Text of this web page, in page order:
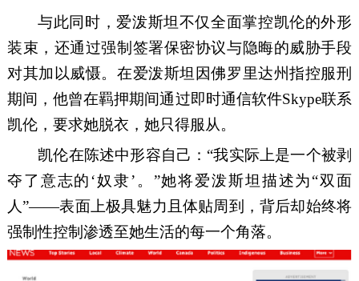
与此同时，爱泼斯坦不仅全面掌控凯伦的外形
装束，还通过强制签署保密协议与隐晦的威胁手段
对其加以威慑。在爱泼斯坦因佛罗里达州指控服刑
期间，他曾在羁押期间通过即时通信软件Skype联系
凯伦，要求她脱衣，她只得服从。
凯伦在陈述中形容自己：“我实际上是一个被剥
夺了意志的‘奴隶’。”她将爱泼斯坦描述为“双面
人”——表面上极具魅力且体贴周到，背后却始终将
强制性控制渗透至她生活的每一个角落。